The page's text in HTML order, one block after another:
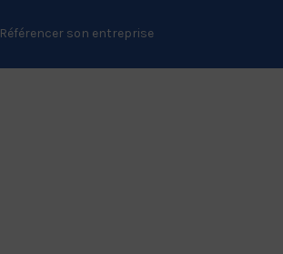
Référencer son entreprise